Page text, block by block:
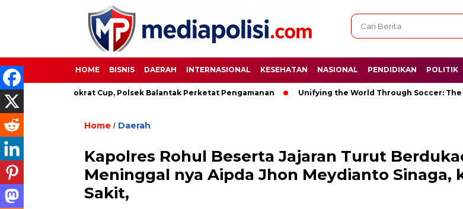
HOME BISNIS DAERAH INTERNASIONAL KESEHATAN NASIONAL PENDIDIKAN POLITIK
Demokrat Cup, Polsek Balantak Perketat Pengamanan Unifying the World Through Soccer: The Global
Home / Daerah
Kapolres Rohul Beserta Jajaran Turut
Meninggal nya Aipda Jhon Meydianto Sinaga,
Sakit,